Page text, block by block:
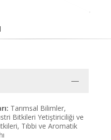
Tarımsal Bilimler,
Bitkileri Yetiştiriciliği ve
Tıbbi ve Aromatik